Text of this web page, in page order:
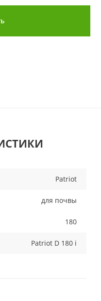
Patriot
для почвы
180
Patriot D 180 i